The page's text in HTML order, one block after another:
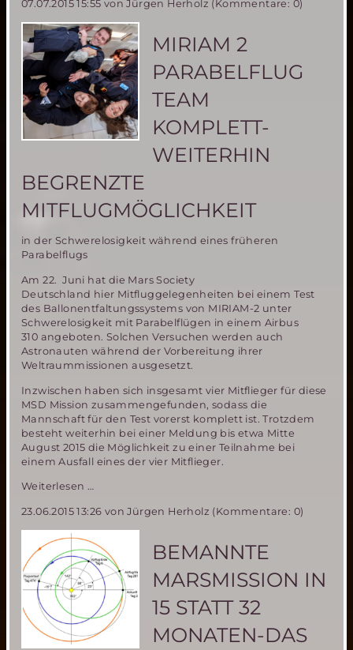
Rover
Wettbewerb
in
Polen
am
5.
und
6.
September
2015
07.07.2015 15:55 von Jürgen Herholz (Kommentare: 0)
MIRIAM 2
PARABELFLUG
TEAM
KOMPLETT-
WEITERHIN
BEGRENZTE
MITFLUGMÖGLICHKEIT
in der Schwerelosigkeit während eines früheren
Parabelflugs
Am 22. Juni hat die Mars Society
Deutschland hier Mitfluggelegenheiten bei einem Test
des Ballonentfaltungssystems von MIRIAM-2 unter
Schwerelosigkeit mit Parabelflügen in einem Airbus
310 angeboten. Solchen Versuchen werden auch
Astronauten während der Vorbereitung ihrer
Weltraummissionen ausgesetzt.
Inzwischen haben sich insgesamt vier Mitflieger für diese
MSD Mission zusammengefunden, sodass die
Mannschaft für den Test vorerst komplett ist. Trotzdem
besteht weiterhin bei einer Meldung bis etwa Mitte
August 2015 die Möglichkeit zu einer Teilnahme bei
einem Ausfall eines der vier Mitflieger.
Weiterlesen …
Parabelflug
Team
komplett-
weiterhin
begrenzte
Mitflugmöglichkeit
23.06.2015 13:26 von Jürgen Herholz (Kommentare: 0)
BEMANNTE
MARSMISSION IN
15 STATT 32
MONATEN-DAS